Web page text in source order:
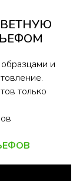
и
только